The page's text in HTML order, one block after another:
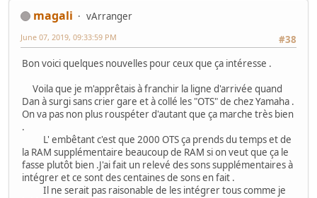
magali
vArranger
#38
June 07, 2019, 09:33:59 PM
Bon voici quelques nouvelles pour ceux que ça intéresse .
Voila que je m'apprêtais à franchir la ligne d'arrivée quand
Dan à surgi sans crier gare et à collé les "OTS" de chez Yamaha .
On va pas non plus rouspéter d'autant que ça marche très bien
.
L' embêtant c'est que 2000 OTS ça prends du temps et de
la RAM supplémentaire beaucoup de RAM si on veut que ça le
fasse plutôt bien .J'ai fait un relevé des sons supplémentaires à
intégrer et ce sont des centaines de sons en fait .
Il ne serait pas raisonable de les intégrer tous comme je